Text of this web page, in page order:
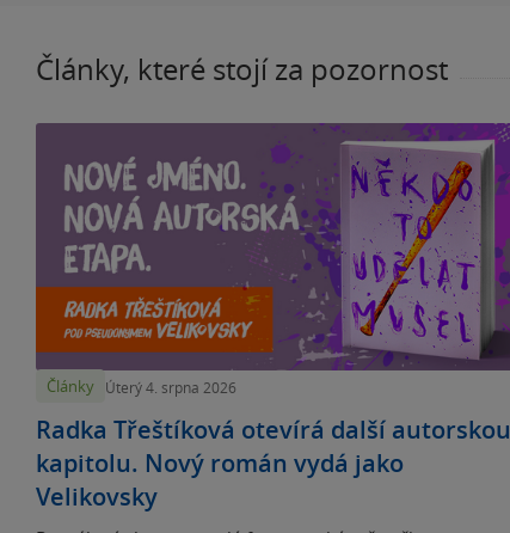
Články, které stojí za pozornost
Články Úterý 4. srpna 2026
Radka Třeštíková otevírá další autorskou
kapitolu. Nový román vydá jako
Velikovsky